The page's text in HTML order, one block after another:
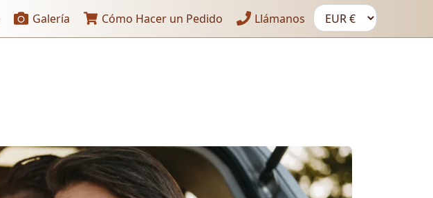
Galería Cómo Hacer un Pedido Llámanos